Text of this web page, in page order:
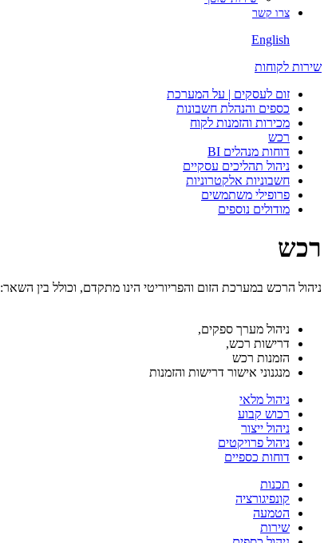
צרו קשר
English
שירות לקוחות
זום לעסקים | על המערכת
כספים והנהלת חשבונות
מכירות והזמנות לקוח
רכש
דוחות מנהלים BI
ניהול תהליכים עסקיים
חשבוניות אלקטרוניות
פרופילי משתמשים
מודולים נוספים
רכש
ניהול הרכש במערכת הזום והפריוריטי הינו מתקדם, וכולל בין השאר:
ניהול מערך ספקים,
דרישות רכש,
הזמנות רכש
מנגנוני אישור דרישות והזמנות
ניהול מלאי
רכוש קבוע
ניהול ייצור
ניהול פרויקטים
דוחות כספיים
תכנות
קונפיגורציה
הטמעה
שירות